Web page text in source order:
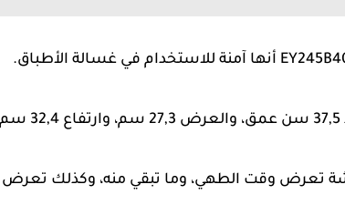
تعرض وقت الطهي، وما تبقي منه، وكذلك تعرض